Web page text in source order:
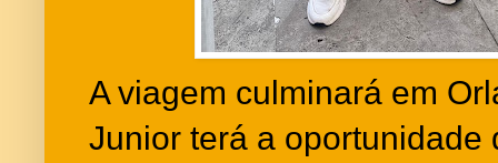
A viagem culminará em
Junior terá a oportunidade